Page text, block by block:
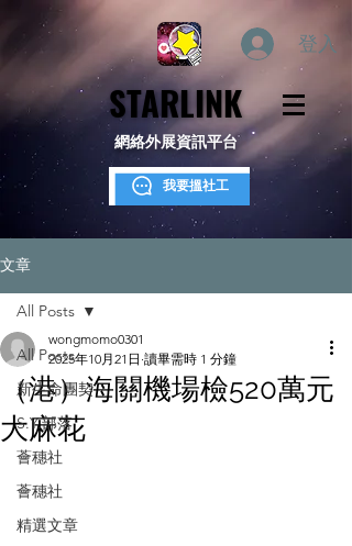
登入
STARLINK
STARLINK
網絡外展資訊平台
我要搵社工
文章
All Posts
新生命團契
S.Y.部落
薈穗社
薈穗社
精選文章
All Posts
（港）海關機場檢520萬元
大麻花
wongmomo0301
2025年10月21日 讀畢需時 1 分鐘